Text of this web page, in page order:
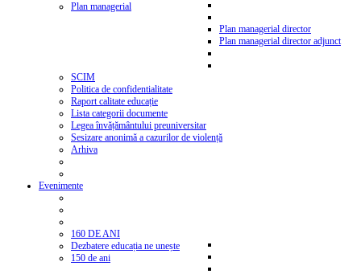
Plan managerial
Plan managerial director
Plan managerial director adjunct
SCIM
Politica de confidentialitate
Raport calitate educație
Lista categorii documente
Legea învățământului preuniversitar
Sesizare anonimă a cazurilor de violență
Arhiva
Evenimente
160 DE ANI
Dezbatere educația ne unește
150 de ani